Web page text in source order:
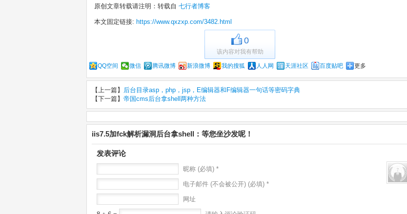
原创文章转载请注明：转载自 七行者博客
本文固定链接: https://www.qxzxp.com/3482.html
0
该内容对我有帮助
QQ空间 微信 腾讯微博 新浪微博 我的搜狐 人人网 天涯社区 百度贴吧 更多
【上一篇】 后台目录asp，php，jsp，E编辑器和F编辑器一句话等密码字典
【下一篇】 帝国cms后台拿shell两种方法
iis7.5加fck解析漏洞后台拿shell：等您坐沙发呢！
发表评论
昵称 (必填) *
电子邮件 (不会被公开) (必填) *
网址